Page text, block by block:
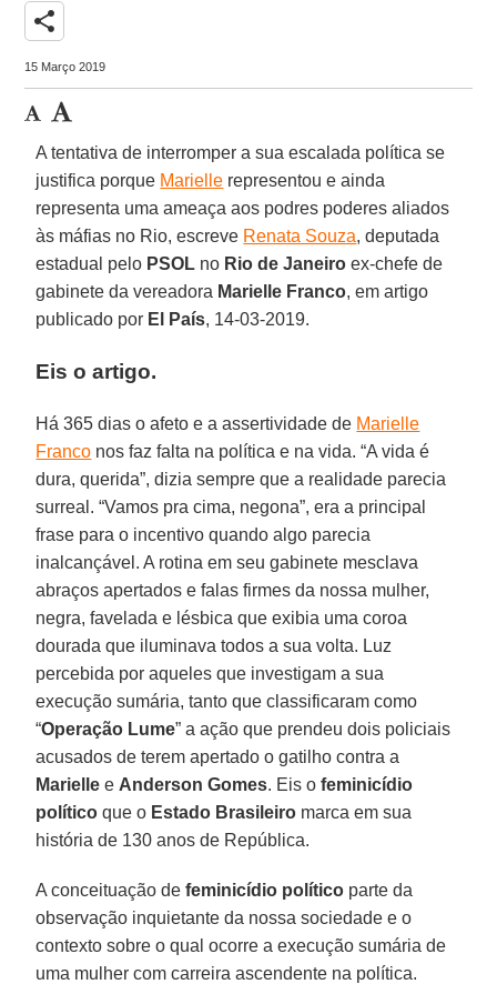
share
15 Março 2019
A tentativa de interromper a sua escalada política se
justifica porque Marielle representou e ainda
representa uma ameaça aos podres poderes aliados
às máfias no Rio, escreve Renata Souza, deputada
estadual pelo PSOL no Rio de Janeiro ex-chefe de
gabinete da vereadora Marielle Franco, em artigo
publicado por El País, 14-03-2019.
Eis o artigo.
Há 365 dias o afeto e a assertividade de Marielle
Franco nos faz falta na política e na vida. “A vida é
dura, querida”, dizia sempre que a realidade parecia
surreal. “Vamos pra cima, negona”, era a principal
frase para o incentivo quando algo parecia
inalcançável. A rotina em seu gabinete mesclava
abraços apertados e falas firmes da nossa mulher,
negra, favelada e lésbica que exibia uma coroa
dourada que iluminava todos a sua volta. Luz
percebida por aqueles que investigam a sua
execução sumária, tanto que classificaram como
“Operação Lume” a ação que prendeu dois policiais
acusados de terem apertado o gatilho contra a
Marielle e Anderson Gomes. Eis ofeminicídio
político que o Estado Brasileiro marca em sua
história de 130 anos de República.
A conceituação defeminicídio político parte da
observação inquietante da nossa sociedade e o
contexto sobre o qual ocorre a execução sumária de
uma mulher com carreira ascendente na política.